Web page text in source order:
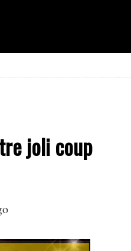
joli coup